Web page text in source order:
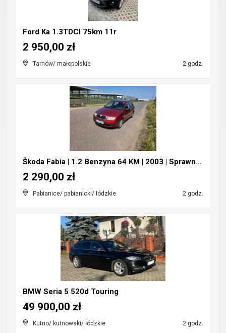
Ford Ka 1.3TDCI 75km 11r
Tarnów/ małopolskie 2 godz.
2 950,00 zł
Škoda Fabia | 1.2 Benzyna 64 KM | 2003 | Sprawna |...
Pabianice/ pabianicki/ łódzkie 2 godz.
2 290,00 zł
BMW Seria 5 520d Touring
Kutno/ kutnowski/ łódzkie 2 godz.
49 900,00 zł